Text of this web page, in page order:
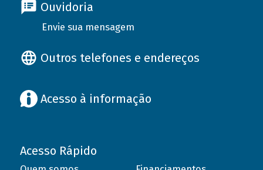
Ouvidoria
Envie sua mensagem
Outros telefones e endereços
Acesso à informação
Acesso Rápido